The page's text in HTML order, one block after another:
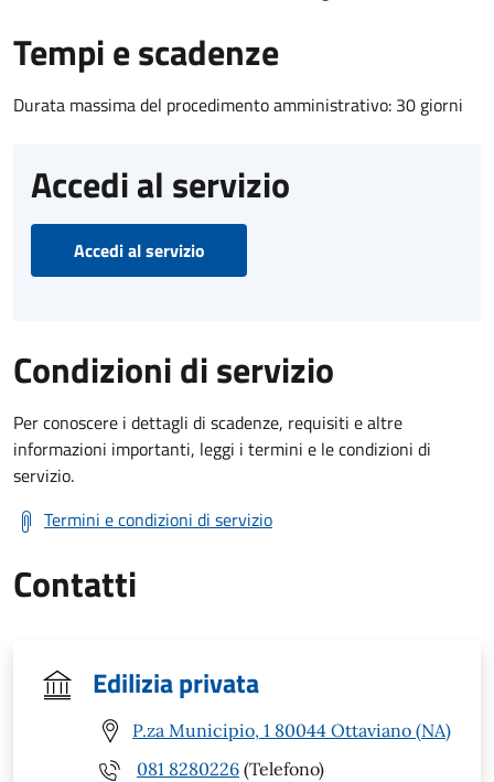
Tempi e scadenze
Durata massima del procedimento amministrativo: 30 giorni
Accedi al servizio
Accedi al servizio
Condizioni di servizio
Per conoscere i dettagli di scadenze, requisiti e altre
informazioni importanti, leggi i termini e le condizioni di
servizio.
Termini e condizioni di servizio
Contatti
Edilizia privata
P.za Municipio, 1 80044 Ottaviano (NA)
081 8280226 (Telefono)